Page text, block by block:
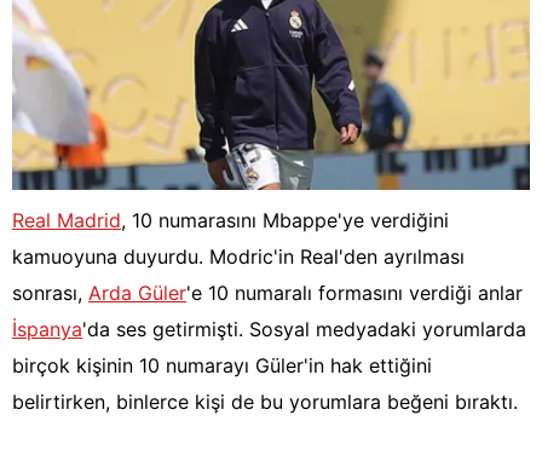
Real Madrid, 10 numarasını Mbappe'ye verdiğini
kamuoyuna duyurdu. Modric'in Real'den ayrılması
sonrası, Arda Güler'e 10 numaralı formasını verdiği anlar
İspanya'da ses getirmişti. Sosyal medyadaki yorumlarda
birçok kişinin 10 numarayı Güler'in hak ettiğini
belirtirken, binlerce kişi de bu yorumlara beğeni bıraktı.